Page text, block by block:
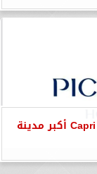
مجموعة بيك الباتروس للفنادق تطلق Capri City أكبر مدينة